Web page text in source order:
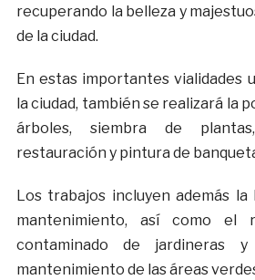
recuperando la belleza y
de la ciudad.
En estas importantes vialidades
la ciudad, también se realizará la
árboles, siembra de
restauración y pintura de
Los trabajos incluyen además
mantenimiento, así como el
contaminado de jardineras
mantenimiento de las áreas